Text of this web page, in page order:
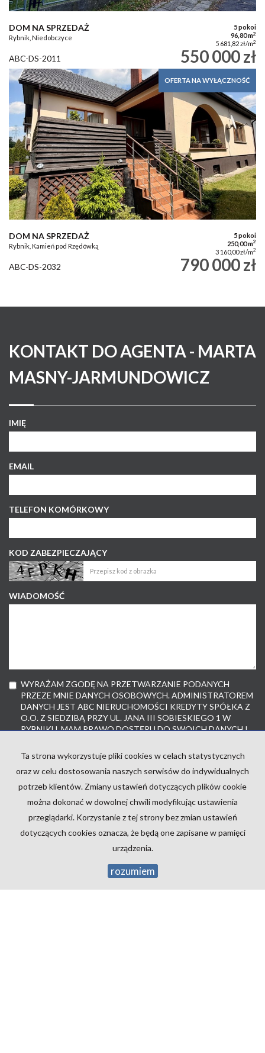
DOM NA SPRZEDAŻ
Rybnik, Niedobczyce
5 pokoi
96,80 m2
5 681,82 zł/m2
ABC-DS-2011 550 000 zł
OFERTA NA WYŁĄCZNOŚĆ
DOM NA SPRZEDAŻ
Rybnik, Kamień pod Rzędówką
5 pokoi
250,00 m2
3 160,00 zł/m2
ABC-DS-2032 790 000 zł
KONTAKT DO AGENTA - MARTA
MASNY-JARMUNDOWICZ
IMIĘ
EMAIL
TELEFON KOMÓRKOWY
KOD ZABEZPIECZAJĄCY
WIADOMOŚĆ
WYRAŻAM ZGODĘ NA PRZETWARZANIE PODANYCH
PRZEZE MNIE DANYCH OSOBOWYCH. ADMINISTRATOREM
DANYCH JEST ABC NIERUCHOMOŚCI KREDYTY SPÓŁKA Z
O.O. Z SIEDZIBĄ PRZY UL. JANA III SOBIESKIEGO 1 W
RYBNIKU. MAM PRAWO DOSTĘPU DO SWOICH DANYCH I
DOBROWOLNE. DANE ZBIERANE SĄ W CELU
MARKETINGOWYM ORAZ W CELU REALIZOWANIA I
WYKONANIA ZAWARTEJ UMOWY LUB DO PODJĘCIA
DZIAŁAŃ NA TWOJE ŻĄDANIE PRZED ZAWARCIEM
UMOWY.
Ta strona wykorzystuje pliki cookies w celach statystycznych
oraz w celu dostosowania naszych serwisów do indywidualnych
potrzeb klientów. Zmiany ustawień dotyczących plików cookie
można dokonać w dowolnej chwili modyfikując ustawienia
przeglądarki. Korzystanie z tej strony bez zmian ustawień
dotyczących cookies oznacza, że będą one zapisane w pamięci
urządzenia.
rozumiem